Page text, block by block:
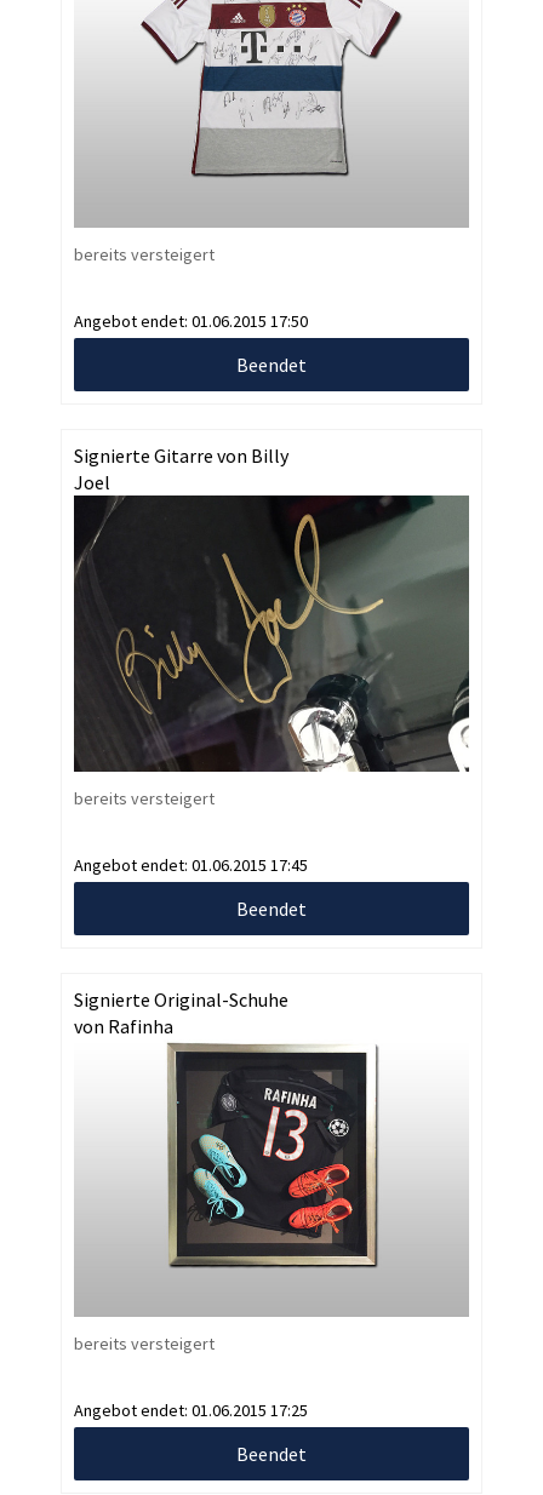
bereits versteigert
Angebot endet: 01.06.2015 17:50
Beendet
Signierte Gitarre von Billy
Joel
bereits versteigert
Angebot endet: 01.06.2015 17:45
Beendet
Signierte Original-Schuhe
von Rafinha
bereits versteigert
Angebot endet: 01.06.2015 17:25
Beendet